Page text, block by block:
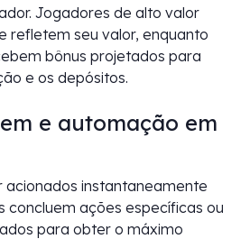
Jogadores de alto valor
refletem seu valor, enquanto
bônus projetados para
e os depósitos.
e automação em
acionados instantaneamente
concluem ações específicas ou
para obter o máximo